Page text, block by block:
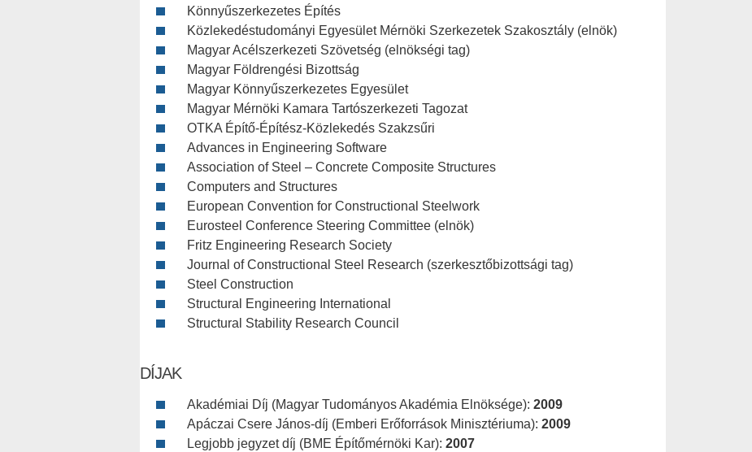
Könnyűszerkezetes Építés
Közlekedéstudományi Egyesület Mérnöki Szerkezetek Szakosztály (elnök)
Magyar Acélszerkezeti Szövetség (elnökségi tag)
Magyar Földrengési Bizottság
Magyar Könnyűszerkezetes Egyesület
Magyar Mérnöki Kamara Tartószerkezeti Tagozat
OTKA Építő-Építész-Közlekedés Szakzsűri
Advances in Engineering Software
Association of Steel – Concrete Composite Structures
Computers and Structures
European Convention for Constructional Steelwork
Eurosteel Conference Steering Committee (elnök)
Fritz Engineering Research Society
Journal of Constructional Steel Research (szerkesztőbizottsági tag)
Steel Construction
Structural Engineering International
Structural Stability Research Council
DÍJAK
Akadémiai Díj (Magyar Tudományos Akadémia Elnöksége): 2009
Apáczai Csere János-díj (Emberi Erőforrások Minisztériuma): 2009
Legjobb jegyzet díj (BME Építőmérnöki Kar): 2007